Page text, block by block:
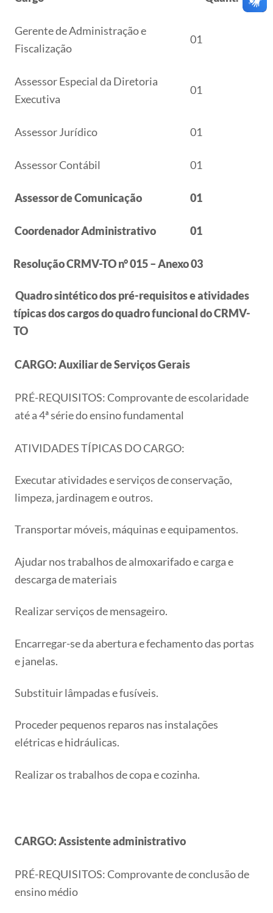
Gerente de Administração e
Fiscalização
01
Assessor Especial da Diretoria
Executiva
01
Assessor Jurídico 01
Assessor Contábil 01
Assessor de Comunicação 01
Coordenador Administrativo 01
Resolução CRMV-TO n° 015 – Anexo 03
Quadro sintético dos pré-requisitos e atividades
típicas dos cargos do quadro funcional do CRMV-
TO
CARGO: Auxiliar de Serviços Gerais
PRÉ-REQUISITOS: Comprovante de escolaridade
até a 4ª série do ensino fundamental
ATIVIDADES TÍPICAS DO CARGO:
Executar atividades e serviços de conservação,
limpeza, jardinagem e outros.
Transportar móveis, máquinas e equipamentos.
Ajudar nos trabalhos de almoxarifado e carga e
descarga de materiais
Realizar serviços de mensageiro.
Encarregar-se da abertura e fechamento das portas
e janelas.
Substituir lâmpadas e fusíveis.
Proceder pequenos reparos nas instalações
elétricas e hidráulicas.
Realizar os trabalhos de copa e cozinha.
CARGO: Assistente administrativo
PRÉ-REQUISITOS: Comprovante de conclusão de
ensino médio